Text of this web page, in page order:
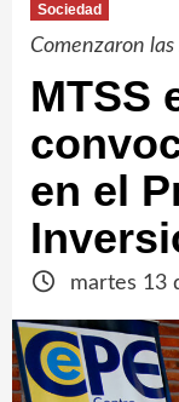
Sociedad
Comenzaron
MTSS
en el
martes 13